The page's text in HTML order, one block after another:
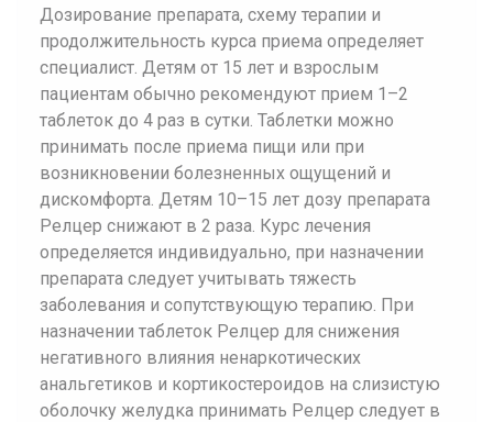
Дозирование препарата, схему терапии и
продолжительность курса приема определяет
специалист. Детям от 15 лет и взрослым
пациентам обычно рекомендуют прием 1–2
таблеток до 4 раз в сутки. Таблетки можно
принимать после приема пищи или при
возникновении болезненных ощущений и
дискомфорта. Детям 10–15 лет дозу препарата
Релцер снижают в 2 раза. Курс лечения
определяется индивидуально, при назначении
препарата следует учитывать тяжесть
заболевания и сопутствующую терапию. При
назначении таблеток Релцер для снижения
негативного влияния ненаркотических
анальгетиков и кортикостероидов на слизистую
оболочку желудка принимать Релцер следует в